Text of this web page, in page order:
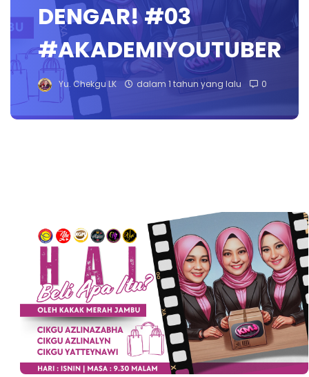
DENGAR! #03
#AKADEMIYOUTUBER
Yu. Chekgu LK dalam 1 tahun yang lalu 0